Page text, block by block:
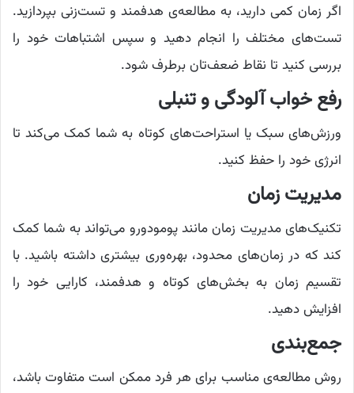
اگر زمان کمی دارید، به مطالعه‌ی هدفمند و تست‌زنی بپردازید.
تست‌های مختلف را انجام دهید و سپس اشتباهات خود را
بررسی کنید تا نقاط ضعف‌تان برطرف شود.
رفع خواب آلودگی و تنبلی
ورزش‌های سبک یا استراحت‌های کوتاه به شما کمک می‌کند تا
انرژی خود را حفظ کنید.
مدیریت زمان
تکنیک‌های مدیریت زمان مانند پومودورو می‌تواند به شما کمک
کند که در زمان‌های محدود، بهره‌وری بیشتری داشته باشید. با
تقسیم زمان به بخش‌های کوتاه و هدفمند، کارایی خود را
افزایش دهید.
جمع‌بندی
روش مطالعه‌ی مناسب برای هر فرد ممکن است متفاوت باشد،